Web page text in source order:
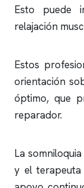
Esto puede
relajación
Estos
orientación
óptimo, que
reparador.
La
y el terapeuta